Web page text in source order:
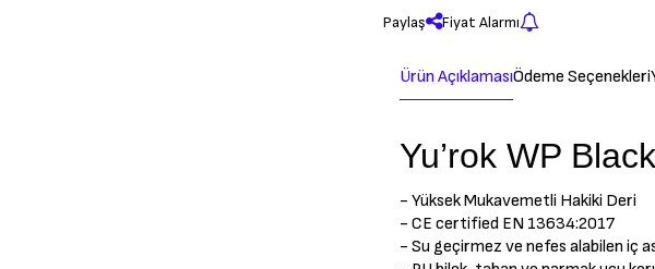
Paylaş Fiyat Alarmı
Ürün AçıklamasıÖdeme Seçenekleri
Yu’rok WP
- Yüksek Mukavemetli Hakiki Deri
- CE certified EN 13634:2017
- Su geçirmez ve nefes alabilen iç